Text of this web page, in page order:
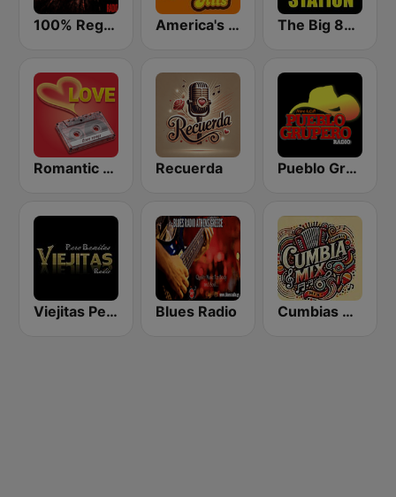
100% Reggaeton Radio America's Greatest 70s Hits The Big 80s Station
Romantic Vibes Recuerda Pueblo Grupero Radio
Viejitas Pero Bonitas Radio Blues Radio Cumbias Mix